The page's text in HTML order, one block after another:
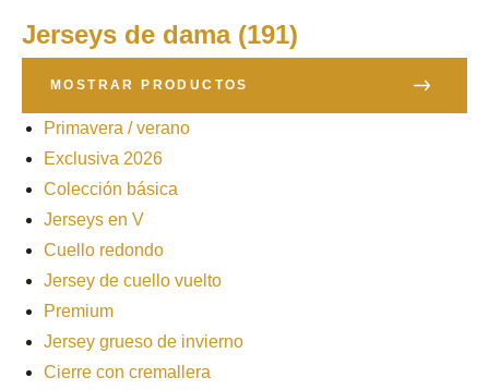
Jerseys de dama (191)
MOSTRAR PRODUCTOS
Primavera / verano
Exclusiva 2026
Colección básica
Jerseys en V
Cuello redondo
Jersey de cuello vuelto
Premium
Jersey grueso de invierno
Cierre con cremallera